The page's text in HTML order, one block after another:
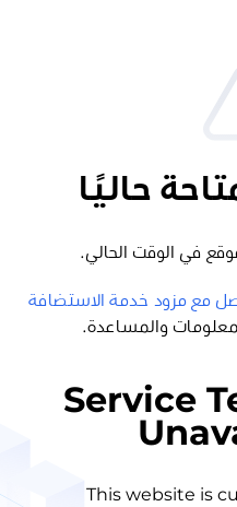
حاليًا
في الوقت الحالي.
مع مزود خدمة الاستضافة
والمساعدة.
Service
This website is